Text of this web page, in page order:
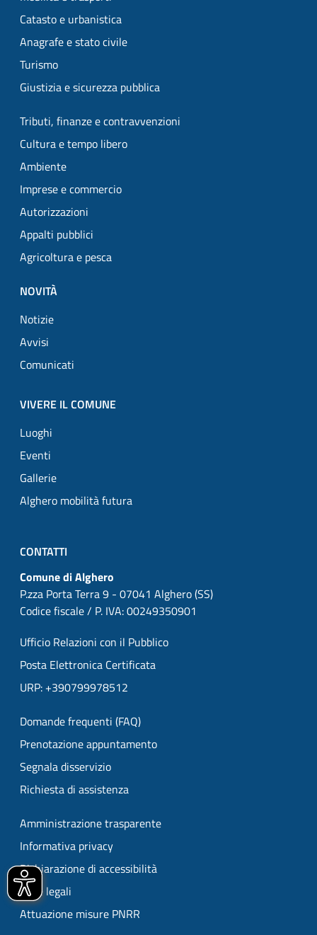
Catasto e urbanistica
Anagrafe e stato civile
Turismo
Giustizia e sicurezza pubblica
Tributi, finanze e contravvenzioni
Cultura e tempo libero
Ambiente
Imprese e commercio
Autorizzazioni
Appalti pubblici
Agricoltura e pesca
NOVITÀ
Notizie
Avvisi
Comunicati
VIVERE IL COMUNE
Luoghi
Eventi
Gallerie
Alghero mobilità futura
CONTATTI
Comune di Alghero
P.zza Porta Terra 9 - 07041 Alghero (SS)
Codice fiscale / P. IVA: 00249350901
Ufficio Relazioni con il Pubblico
Posta Elettronica Certificata
URP: +390799978512
Domande frequenti (FAQ)
Prenotazione appuntamento
Segnala disservizio
Richiesta di assistenza
Amministrazione trasparente
Informativa privacy
Dichiarazione di accessibilità
Note legali
Attuazione misure PNRR